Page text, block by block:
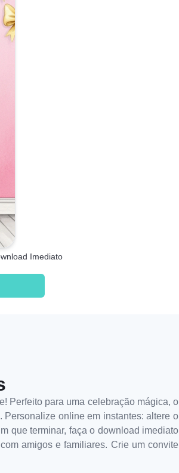
Imediato
Perfeito para uma celebração mágica, o
online em instantes: altere o
que terminar, faça o download imediato
amigos e familiares. Crie um convite